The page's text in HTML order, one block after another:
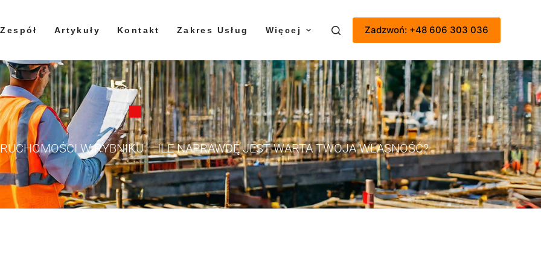
Zespół Artykuły Kontakt Zakres Usług Więcej Zadzwoń: +48 606 303 036
W RYBNIKU – ILE NAPRAWDĘ JEST WARTA TWOJA WŁASNOŚĆ?